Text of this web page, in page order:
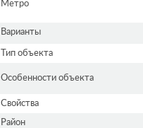
Метро
Варианты
Тип объекта
Особенности объекта
Свойства
Район